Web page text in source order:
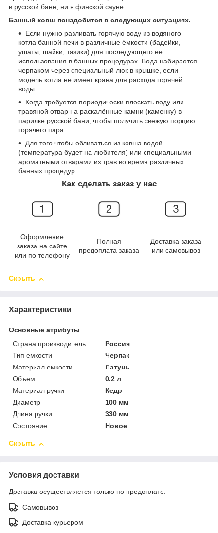
в русской бане, ни в финской сауне.
Банный ковш понадобится в следующих ситуациях.
Если нужно разливать горячую воду из водяного
котла банной печи в различные ёмкости (бадейки,
ушаты, шайки, тазики) для последующего ее
использования в банных процедурах. Вода набирается
черпаком через специальный люк в крышке, если
модель котла не имеет крана для расхода горячей
воды.
Когда требуется периодически плескать воду или
травяной отвар на раскалённые камни (каменку) в
парилке русской бани, чтобы получить свежую порцию
горячего пара.
Для того чтобы обливаться из ковша водой
(температура будет на любителя) или специальными
ароматными отварами из трав во время различных
банных процедур.
Как сделать заказ у нас
Оформление
заказа на сайте
или по телефону
Полная
предоплата заказа
Доставка заказа
или самовывоз
Скрыть
Характеристики
Основные атрибуты
Страна производитель
Россия
Тип емкости
Черпак
Материал емкости
Латунь
Объем
0.2 л
Материал ручки
Кедр
Диаметр
100 мм
Длина ручки
330 мм
Состояние
Новое
Скрыть
Условия доставки
Доставка осуществляется только по предоплате.
Самовывоз
Доставка курьером